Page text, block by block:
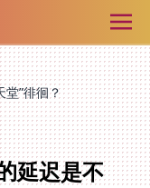
堂”徘徊？
延迟是不